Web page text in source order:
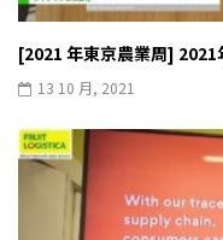
[2021 年東京農業周]
13 10 月, 2021